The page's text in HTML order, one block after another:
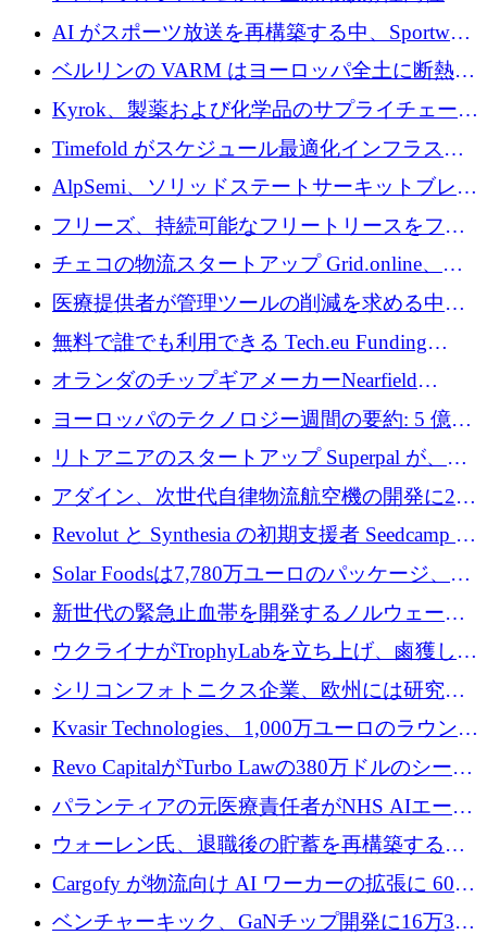
素の世界的な不足に対処するために2,300万ポ
ンドを調達
AI がスポーツ放送を再構築する中、Sportway
が 2,000 万ユーロを調達
ベルリンの VARM はヨーロッパ全土に断熱材
を拡張するために 1,750 万ユーロを投資
Kyrok、製薬および化学品のサプライチェーン
に AI を導入するために 310 万ユーロを確保
Timefold がスケジュール最適化インフラスト
ラクチャを拡張するためにシリーズ A で
1,300 万ドルを調達
AlpSemi、ソリッドステートサーキットブレー
カー技術の進歩のために1,700万ユーロを調達
フリーズ、持続可能なフリートリースをフラ
ンス全土に拡大するために1,300万ユーロを確
保
チェコの物流スタートアップ Grid.online、配
送量が 1 年で 10 倍に増加し、400 万ユーロの
利益を獲得
医療提供者が管理ツールの削減を求める中、
a16z が Prosper AI を 3,000 万ドルで支援
無料で誰でも利用できる Tech.eu Funding
Explorer のご紹介
オランダのチップギアメーカーNearfield
Instrumentsが3億8,000万ドルを調達
ヨーロッパのテクノロジー週間の要約: 5 億
8,500 万ユーロを超える 60 以上のテクノロジ
ー資金調達取引
リトアニアのスタートアップ Superpal が、
Slack 内に構築された AI コワーカー プラット
フォームのために 50 万ユーロを調達
アダイン、次世代自律物流航空機の開発に250
万ユーロを確保
Revolut と Synthesia の初期支援者 Seedcamp が
3 億 2,000 万ドルを調達、米国に投資
Solar Foodsは7,780万ユーロのパッケージ、5
億ユーロの防衛および二重用途成長基金EDM
を開始、ヨーロッパのシリコンフォトニクス
に警告
新世代の緊急止血帯を開発するノルウェーの
スタートアップ企業を紹介する
ウクライナがTrophyLabを立ち上げ、鹵獲した
ロシア兵器を戦場の研究開発プラットフォー
ムに変える
シリコンフォトニクス企業、欧州には研究を
商業的に成功させるためのインフラが不足し
Kvasir Technologies、1,000万ユーロのラウンド
で成長を促進
Revo CapitalがTurbo Lawの380万ドルのシード
ラウンドを主導し、訴訟プラットフォームを
パランティアの元医療責任者がNHS AIエージ
ェントの立ち上げに1,000万ポンドを調達
ウォーレン氏、退職後の貯蓄を再構築するた
めに1,000万ユーロを調達
Cargofy が物流向け AI ワーカーの拡張に 600
万ドルを獲得
ベンチャーキック、GaNチップ開発に16万3千